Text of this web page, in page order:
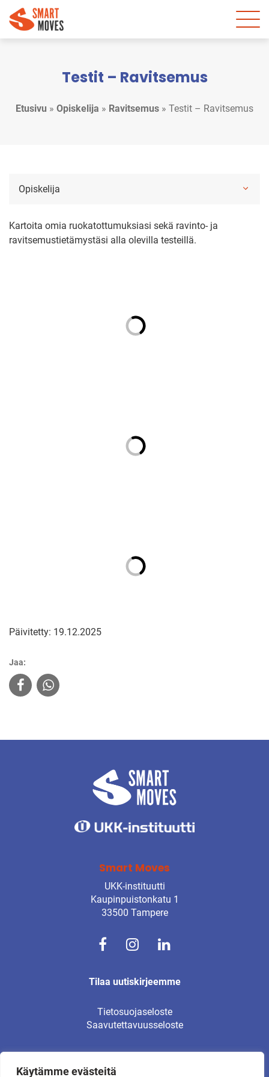
Käytämme evästeitä
Testit – Ravitsemus
Etusivu » Opiskelija » Ravitsemus » Testit – Ravitsemus
Opiskelija
Kartoita omia ruokatottumuksiasi sekä ravinto- ja
ravitsemustietämystäsi alla olevilla testeillä.
Päivitetty: 19.12.2025
Jaa:
Smart Moves
UKK-instituutti
Kaupinpuistonkatu 1
33500 Tampere
Tilaa uutiskirjeemme
Tietosuojaseloste
Saavutettavuusseloste